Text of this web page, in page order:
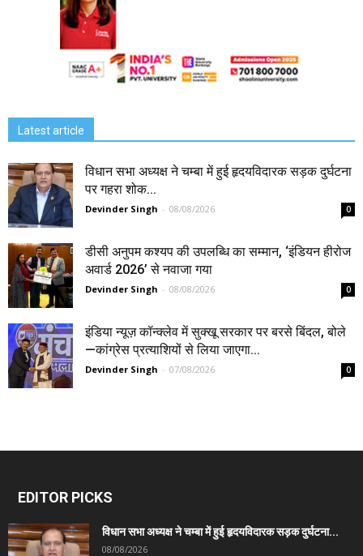
Latest article
विधान सभा अध्यक्ष ने चम्बा में हुई हृदयविदारक सड़क दुर्घटना
पर गहरा शोक...
Devinder Singh - 08/08/2026 0
डीसी अनुपम कश्यप की उपलब्धि का सम्मान, ‘इंडियन हीरोज
अवार्ड 2026’ से नवाजा गया
Devinder Singh - 08/08/2026 0
इंडिया न्यूज़ कॉन्क्लेव में सुक्खू सरकार पर बरसे बिंदल, बोले
—कांग्रेस प्रत्याशियों से लिया जाएगा...
Devinder Singh - 07/08/2026 0
EDITOR PICKS
विधान सभा अध्यक्ष ने चम्बा में हुई हृदयविदारक सड़क दुर्घटना...
08/08/2026